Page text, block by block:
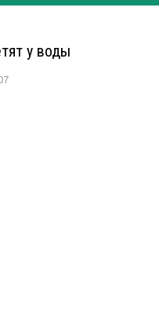
у воды